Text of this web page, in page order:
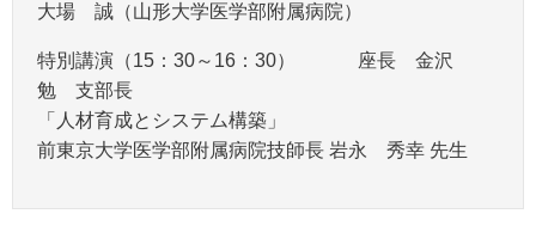
大場 誠（山形大学医学部附属病院）
特別講演（15：30～16：30） 座長 金沢
勉 支部長
「人材育成とシステム構築」
前東京大学医学部附属病院技師長 岩永 秀幸 先生